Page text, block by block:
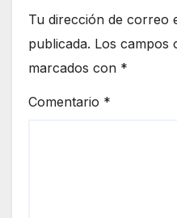
Tu dirección de correo
publicada. Los campos
marcados con *
Comentario *